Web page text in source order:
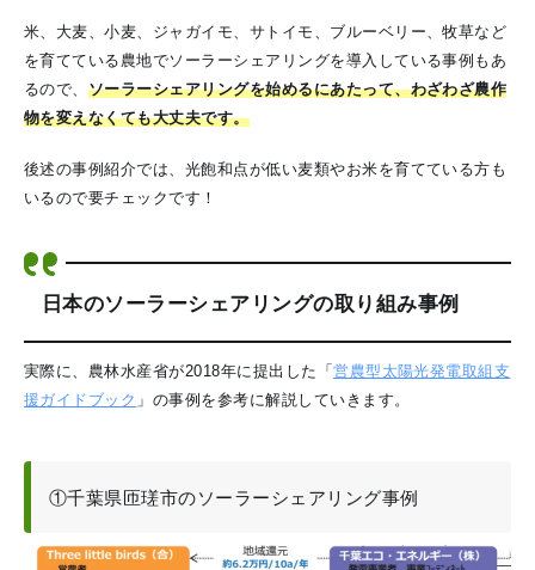
米、大麦、小麦、ジャガイモ、サトイモ、ブルーベリー、牧草など
を育てている農地でソーラーシェアリングを導入している事例もあ
るので、 ソーラーシェアリングを始めるにあたって、わざわざ農作
物を変えなくても大丈夫です。
後述の事例紹介では、光飽和点が低い麦類やお米を育てている方も
いるので要チェックです！
日本のソーラーシェアリングの取り組み事例
実際に、農林水産省が2018年に提出した「営農型太陽光発電取組支
援ガイドブック 」の事例を参考に解説していきます。
①千葉県匝瑳市のソーラーシェアリング事例